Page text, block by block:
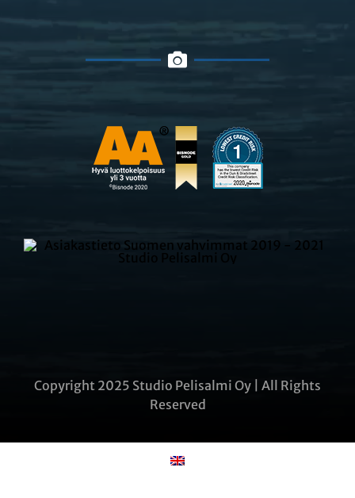
Copyright 2025 Studio Pelisalmi Oy | All Rights
Reserved